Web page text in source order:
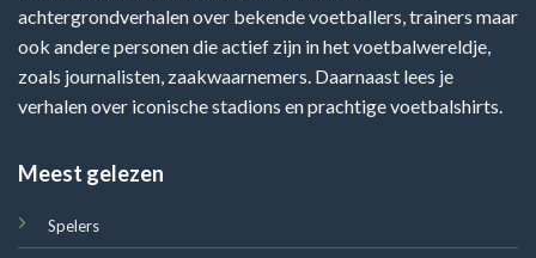
achtergrondverhalen over bekende voetballers, trainers maar
ook andere personen die actief zijn in het voetbalwereldje,
zoals journalisten, zaakwaarnemers. Daarnaast lees je
verhalen over iconische stadions en prachtige voetbalshirts.
Meest gelezen
Spelers